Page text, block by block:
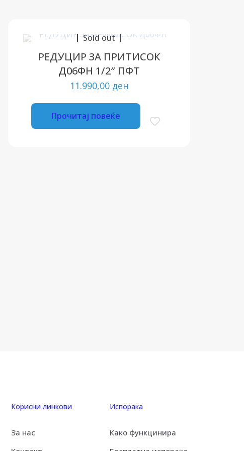
Sold out
РЕДУЦИР ЗА ПРИТИСОК
Д06ФН 1/2″ ПФТ
11.990,00 ден
Прочитај повеќе
Корисни линкови
За нас
Испорака
Како функцинира